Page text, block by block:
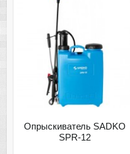
Опрыскиватель SADKO
SPR-12